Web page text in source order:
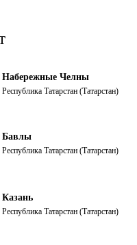
Набережные Челны
Республика Татарстан (Татарстан)
Бавлы
Республика Татарстан (Татарстан)
Казань
Республика Татарстан (Татарстан)